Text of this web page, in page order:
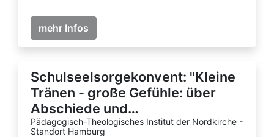
mehr Infos
Schulseelsorgekonvent: "Kleine
Tränen - große Gefühle: über
Abschiede und…
Pädagogisch-Theologisches Institut der Nordkirche -
Standort Hamburg